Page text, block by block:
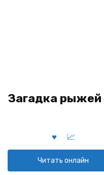
Загадка рыжей
Читать онлайн